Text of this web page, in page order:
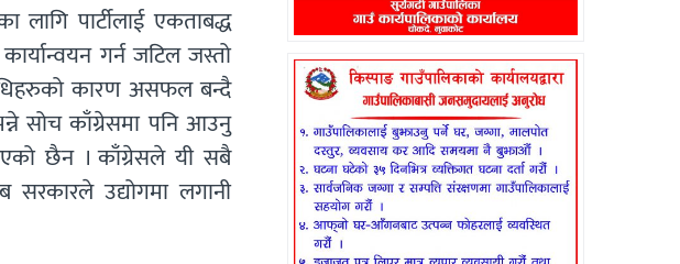
लागि पार्टीलाई एकताबद्ध
गर्न जटिल जस्तो
कारण असफल बन्दै
सोच काँग्रेसमा पनि आउनु
छैन । काँग्रेसले यी सबै
उद्योगमा लगानी